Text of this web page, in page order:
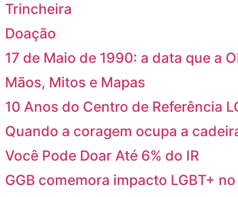
Trincheira
Doação
17 de Maio de 1990: a data que a
Mãos, Mitos e Mapas
10 Anos do Centro de Referência
Quando a coragem ocupa a
Você Pode Doar Até 6% do IR
GGB comemora impacto LGBT+